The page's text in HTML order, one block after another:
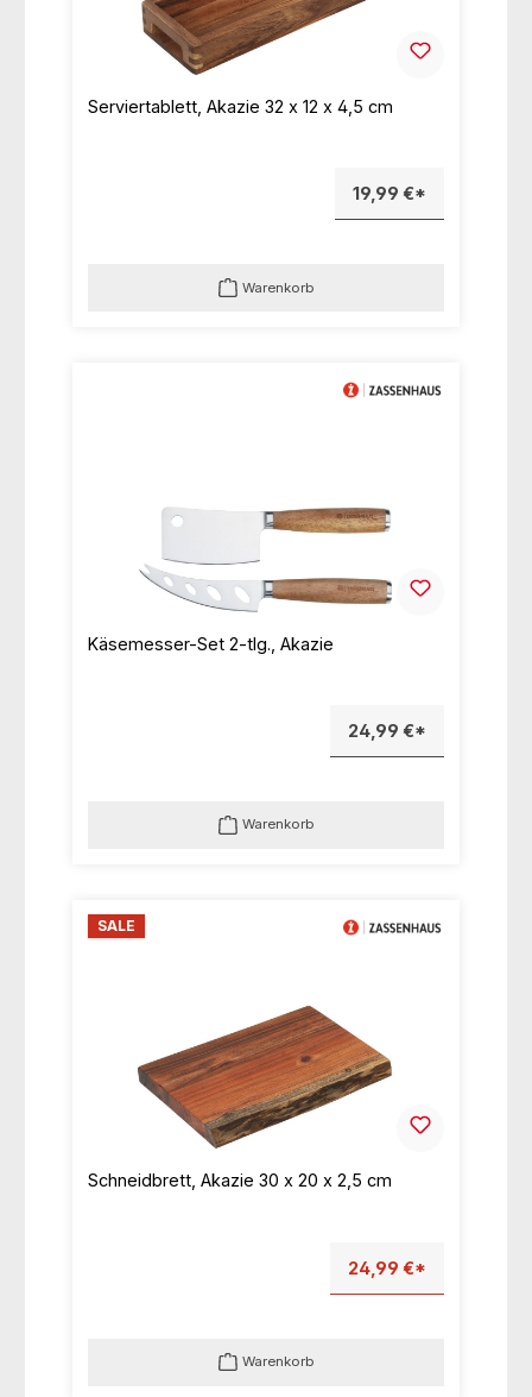
Serviertablett, Akazie 32 x 12 x 4,5 cm
19,99 €*
Warenkorb
Käsemesser-Set 2-tlg., Akazie
24,99 €*
Warenkorb
SALE
Schneidbrett, Akazie 30 x 20 x 2,5 cm
24,99 €*
Warenkorb